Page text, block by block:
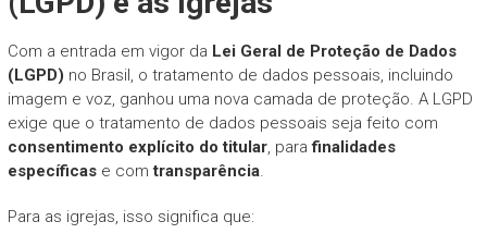
Com a entrada em vigor da Lei Geral de Proteção de Dados
(LGPD) no Brasil, o tratamento de dados pessoais, incluindo
imagem e voz, ganhou uma nova camada de proteção. A LGPD
exige que o tratamento de dados pessoais seja feito com
consentimento explícito do titular, parafinalidades
específicase comtransparência.
Para as igrejas, isso significa que: